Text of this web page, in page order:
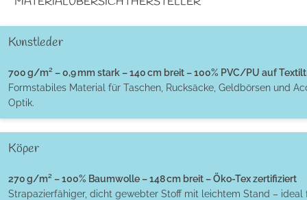
Kunstleder
700 g/m² – 0,9 mm stark – 140 cm breit – 100% PVC/PU auf
Formstabiles Material für Taschen, Rucksäcke, Geldbörsen und
Optik.
Köper
270 g/m² – 100% Baumwolle – 148 cm breit – Öko-Tex zertifiziert
Strapazierfähiger, dicht gewebter Stoff mit leichtem Stand – ideal